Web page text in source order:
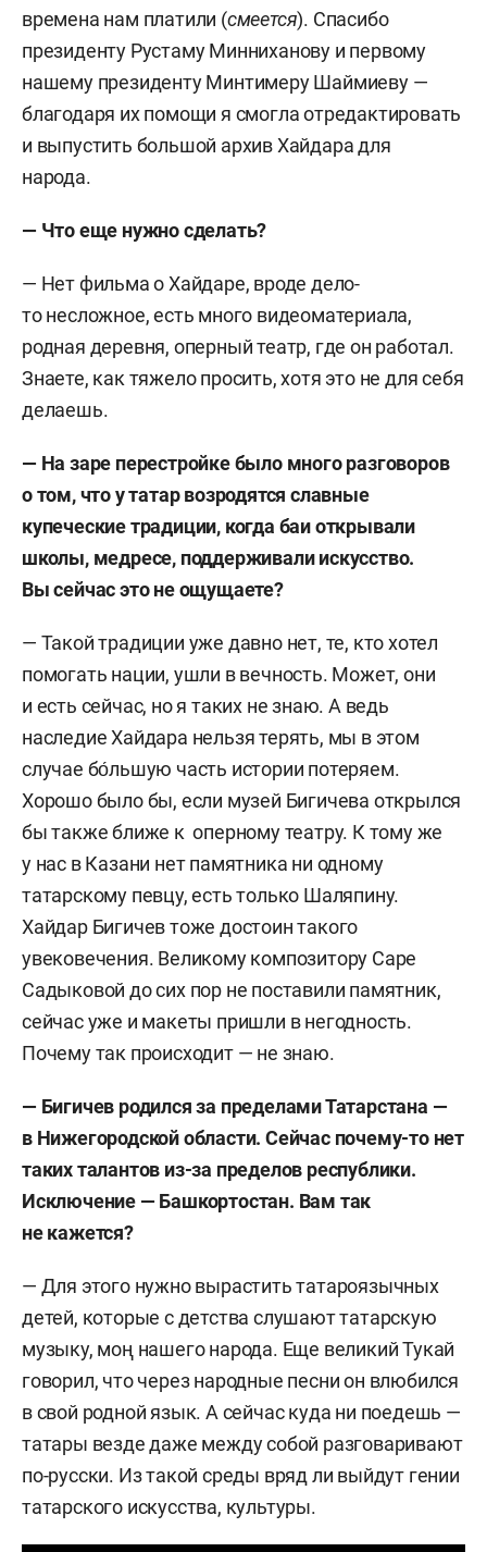
времена нам платили (смеется). Спасибо
президенту Рустаму Минниханову и первому
нашему президенту Минтимеру Шаймиеву —
благодаря их помощи я смогла отредактировать
и выпустить большой архив Хайдара для
народа.
— Что еще нужно сделать?
— Нет фильма о Хайдаре, вроде дело-
то несложное, есть много видеоматериала,
родная деревня, оперный театр, где он работал.
Знаете, как тяжело просить, хотя это не для себя
делаешь.
— На заре перестройке было много разговоров
о том, что у татар возродятся славные
купеческие традиции, когда баи открывали
школы, медресе, поддерживали искусство.
Вы сейчас это не ощущаете?
— Такой традиции уже давно нет, те, кто хотел
помогать нации, ушли в вечность. Может, они
и есть сейчас, но я таких не знаю. А ведь
наследие Хайдара нельзя терять, мы в этом
случае бо́льшую часть истории потеряем.
Хорошо было бы, если музей Бигичева открылся
бы также ближе к оперному театру. К тому же
у нас в Казани нет памятника ни одному
татарскому певцу, есть только Шаляпину.
Хайдар Бигичев тоже достоин такого
увековечения. Великому композитору Саре
Садыковой до сих пор не поставили памятник,
сейчас уже и макеты пришли в негодность.
Почему так происходит — не знаю.
— Бигичев родился за пределами Татарстана —
в Нижегородской области. Сейчас почему-то нет
таких талантов из-за пределов республики.
Исключение — Башкортостан. Вам так
не кажется?
— Для этого нужно вырастить татароязычных
детей, которые с детства слушают татарскую
музыку, моң нашего народа. Еще великий Тукай
говорил, что через народные песни он влюбился
в свой родной язык. А сейчас куда ни поедешь —
татары везде даже между собой разговаривают
по-русски. Из такой среды вряд ли выйдут гении
татарского искусства, культуры.